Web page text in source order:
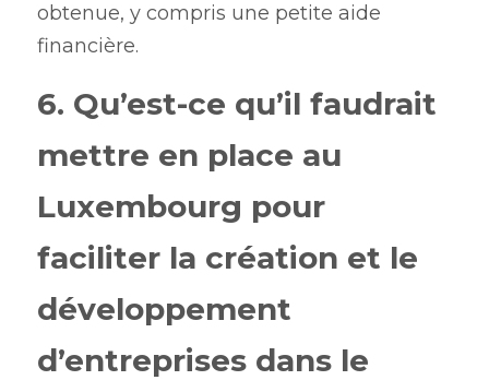
obtenue, y compris une petite aide
financière.
6. Qu’est-ce qu’il faudrait
mettre en place au
Luxembourg pour
faciliter la création et le
développement
d’entreprises dans le